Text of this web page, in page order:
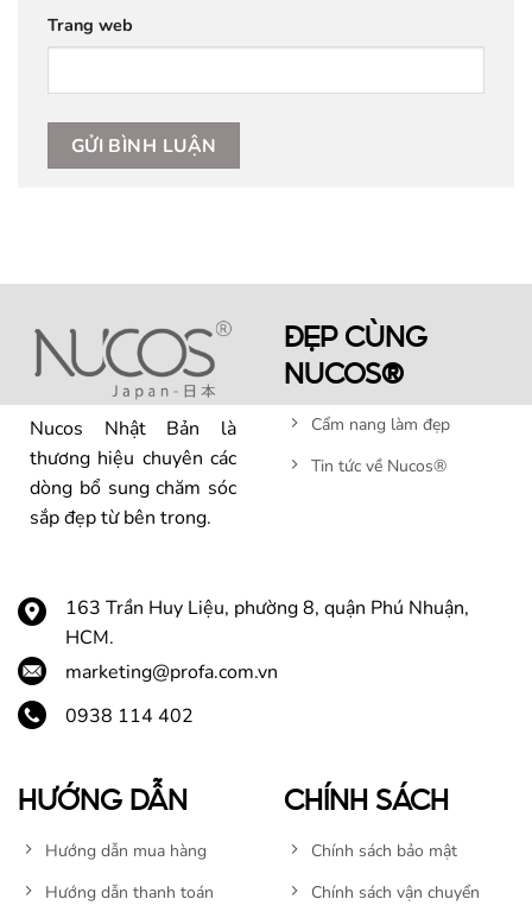
Trang web
Nucos Nhật Bản là
thương hiệu chuyên các
dòng bổ sung chăm sóc
sắp đẹp từ bên trong.
ĐẸP CÙNG
NUCOS®
Cẩm nang làm đẹp
Tin tức về Nucos®
163 Trần Huy Liệu, phường 8, quận Phú Nhuận,
HCM.
marketing@profa.com.vn
0938 114 402
HƯỚNG DẪN
Hướng dẫn mua hàng
Hướng dẫn thanh toán
CHÍNH SÁCH
Chính sách bảo mật
Chính sách vận chuyển